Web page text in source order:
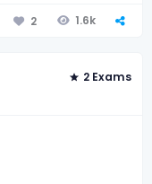
2 1.6k
2 Exams